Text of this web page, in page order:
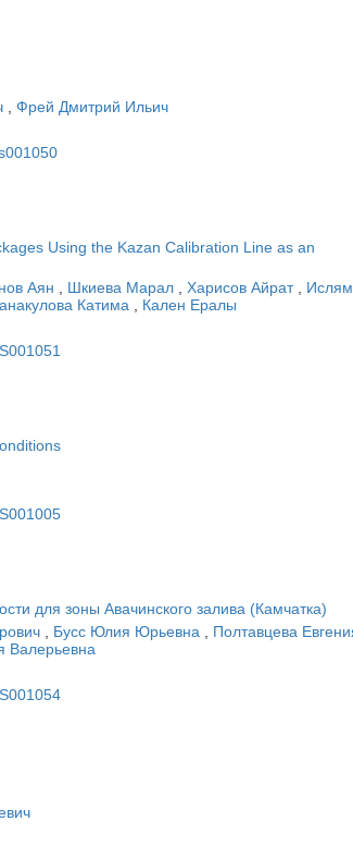
Фрей Дмитрий Ильич
Using the Kazan Calibration Line as an
Аян Шкиева Марал Харисов Айрат
Катима
Кален Ералы
для зоны Авачинского залива (Камчатка)
Бусс Юлия Юрьевна
Полтавцева
Валерьевна